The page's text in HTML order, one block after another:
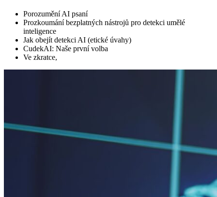
Porozumění AI psaní
Prozkoumání bezplatných nástrojů pro detekci umělé
inteligence
Jak obejít detekci AI (etické úvahy)
CudekAI: Naše první volba
Ve zkratce,